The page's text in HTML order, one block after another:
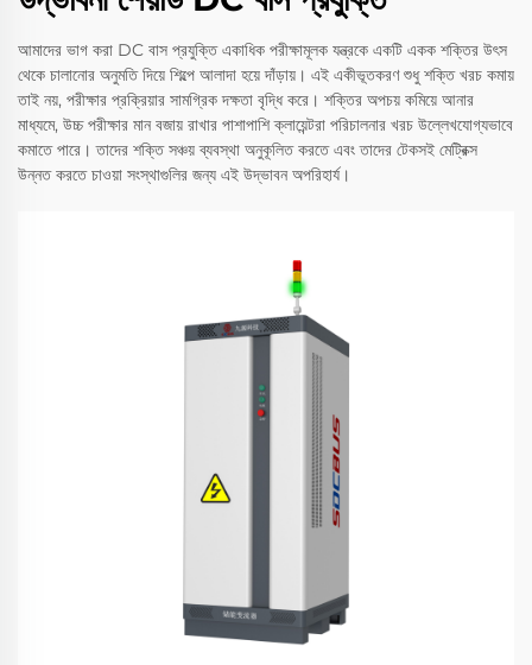
আমাদের ভাগ করা DC বাস প্রযুক্তি একাধিক পরীক্ষামূলক যন্ত্রকে একটি একক শক্তির উৎস
থেকে চালানোর অনুমতি দিয়ে শিল্পে আলাদা হয়ে দাঁড়ায়। এই একীভূতকরণ শুধু শক্তি খরচ কমায়
তাই নয়, পরীক্ষার প্রক্রিয়ার সামগ্রিক দক্ষতা বৃদ্ধি করে। শক্তির অপচয় কমিয়ে আনার
মাধ্যমে, উচ্চ পরীক্ষার মান বজায় রাখার পাশাপাশি ক্লায়েন্টরা পরিচালনার খরচ উল্লেখযোগ্যভাবে
কমাতে পারে। তাদের শক্তি সঞ্চয় ব্যবস্থা অনুকূলিত করতে এবং তাদের টেকসই মেট্রিক্স
উন্নত করতে চাওয়া সংস্থাগুলির জন্য এই উদ্ভাবন অপরিহার্য।